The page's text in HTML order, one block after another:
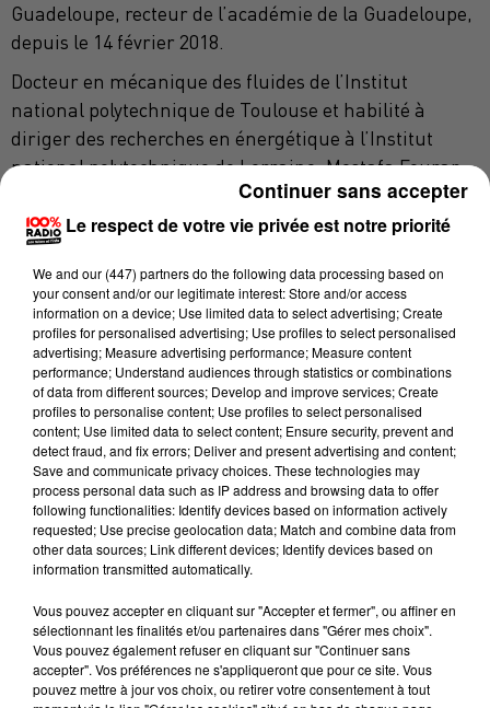
Guadeloupe, recteur de l’académie de la Guadeloupe,
depuis le 14 février 2018.
Docteur en mécanique des fluides de l’Institut
national polytechnique de Toulouse et habilité à
diriger des recherches en énergétique à l’Institut
national polytechnique de Lorraine, Mostafa Fourar
est professeur des universités à l’École nationale
supérieure des mines de Nancy, dont il dirige le
département énergie et procédés industriels de 2004
à 2007.
Il prend ensuite la tête du Centre d’enseignement et
de recherche (CER) de l’Ensam (École nationale
supérieure des arts et métiers) de Châlons-en-
Champagne, avant d'être nommé, en 2009, recteur
de l’académie de La Réunion, chancelier des
universités.
De février 2013 à février 2018, il dirige l’Ensem (École
nationale supérieure d'électricité et de mécanique).
Le respect de votre vie privée est notre priorité
We and our (447) partnersdo the following data processing based on
your consent and/or our legitimate interest: Store and/or access
information on a device; Use limited data to select advertising; Create
profiles for personalised advertising; Use profiles to select personalised
advertising; Measure advertising performance; Measure content
performance; Understand audiences through statistics or combinations
of data from different sources; Develop and improve services; Create
profiles to personalise content; Use profiles to select personalised
content; Use limited data to select content; Ensure security, prevent and
detect fraud, and fix errors; Deliver and present advertising and content;
Save and communicate privacy choices. These technologies may
process personal data such as IP address and browsing data to offer
following functionalities: Identify devices based on information actively
requested; Use precise geolocation data; Match and combine data from
other data sources; Link different devices; Identify devices based on
information transmitted automatically.
Vous pouvez accepter en cliquant sur "Accepter et fermer", ou affiner en
sélectionnant les finalités et/ou partenaires dans "Gérer mes choix".
Vous pouvez également refuser en cliquant sur "Continuer sans
accepter". Vos préférences ne s'appliqueront que pour ce site. Vous
pouvez mettre à jour vos choix, ou retirer votre consentement à tout
Continuer sans accepter